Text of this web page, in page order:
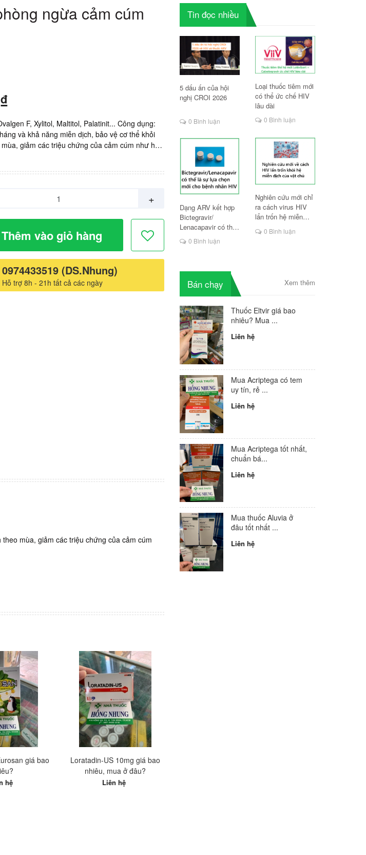
ngừa cảm cúm
F, Xylitol, Maltitol, Palatinit... Công dụng:
và khả năng miễn dịch, bảo vệ cơ thể khỏi
giảm các triệu chứng của cảm cúm như hắt
+
Thêm vào giỏ hàng
0974433519 (DS.Nhung)
Hỗ trợ 8h - 21h tất cả các ngày
mùa, giảm các triệu chứng của cảm cúm
giá bao
hệ
Loratadin-US 10mg giá bao
nhiêu, mua ở đâu?
Liên hệ
Tin đọc nhiều
5 dấu ấn của hội
nghị CROI 2026
0 Bình luận
Loại thuốc tiêm mới
có thể ức chế HIV
lâu dài
0 Bình luận
Dạng ARV kết hợp
Bictegravir/
Lenacapavir có thể
là lựa chọn mới cho
người HIV
0 Bình luận
Nghiên cứu mới chỉ
ra cách virus HIV
lẩn trốn hệ miễn
0 Bình luận
Bán chạy Xem thêm
Thuốc Eltvir giá bao
nhiêu? Mua ...
Liên hệ
Mua Acriptega có tem
uy tín, rẻ ...
Liên hệ
Mua Acriptega tốt nhất,
chuẩn bá...
Liên hệ
Mua thuốc Aluvia ở
đâu tốt nhất ...
Liên hệ